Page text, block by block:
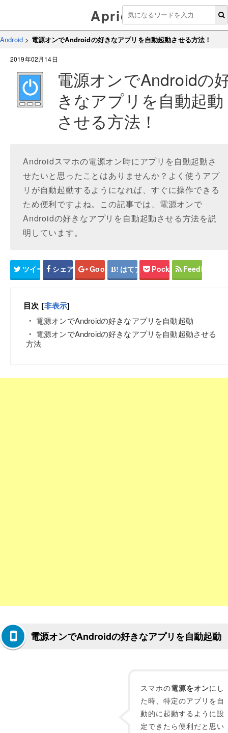
Aprico
Android > 電源オンでAndroidの好きなアプリを自動起動させる方法！
2019年02月14日
電源オンでAndroidの
きなアプリを自動起動
させる方法！
Androidスマホの電源オン時にアプリを自動起動さ
せたいと思ったことはありませんか？よく使うアプ
リが自動起動するようになれば、すぐに操作できる
ため便利ですよね。この記事では、電源オンで
Androidの好きなアプリを自動起動させる方法を説
明しています。
ツイート シェア Google+ はてブ Pocket Feedly
目次 [非表示]
電源オンでAndroidの好きなアプリを自動起動
電源オンでAndroidの好きなアプリを自動起動させる
方法
電源オンでAndroidの好きなアプリを自動起動
スマホの電源をオンにし
た時、特定のアプリを自
動的に起動するように設
定できたら便利だと思い